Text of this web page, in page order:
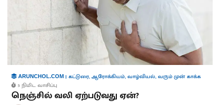
ARUNCHOL.COM | கட்டுரை,ஆரோக்கியம், வாழ்வியல், வரும் முன் காக்க
5 நிமிட வாசிப்பு
நெஞ்சில் வலி ஏற்படுவது ஏன்?